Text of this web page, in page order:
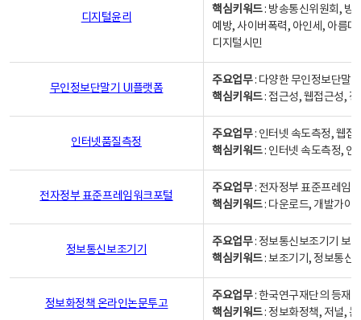
디지털윤리
핵심키워드: 방송통신위원회, 방
예방, 사이버폭력, 아인세, 아름
디지털시민
무인정보단말기 UI플랫폼
주요업무: 다양한 무인정보단말
핵심키워드: 접근성, 웹접근성,
인터넷품질측정
주요업무: 인터넷 속도측정, 웹접
핵심키워드: 인터넷 속도측정, 인
전자정부 표준프레임워크포털
주요업무: 전자정부 표준프레임
핵심키워드: 다운로드, 개발가이
정보통신보조기기
주요업무: 정보통신보조기기 보
핵심키워드: 보조기기, 정보통신
정보화정책 온라인논문투고
주요업무: 한국연구재단의 등재
핵심키워드: 정보화정책, 저널,